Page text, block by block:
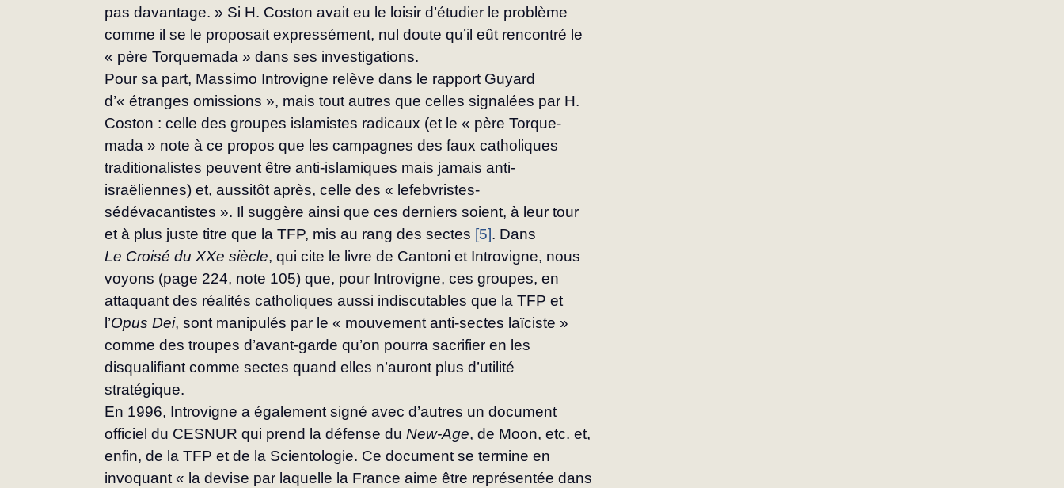
pas davantage. » Si H. Coston avait eu le loisir d’étudier le problème
comme il se le proposait expres­sément, nul doute qu’il eût rencontré le
« père Torquemada » dans ses investiga­tions.
Pour sa part, Massimo Introvigne re­lève dans le rapport Guyard
d’« étranges omissions », mais tout autres que celles si­gnalées par H.
Coston : celle des groupes islamistes radicaux (et le « père Torque­
mada » note à ce propos que les campagnes des faux catholiques
traditionalistes peu­vent être anti-islamiques mais jamais anti-
israëliennes) et, aussitôt après, celle des « lefebvristes-
sédévacantistes ». Il suggère ainsi que ces derniers soient, à leur tour
et à plus juste titre que la TFP, mis au rang des sectes [5]. Dans
Le Croisé du XXe siècle, qui cite le livre de Cantoni et Introvigne, nous
voyons (page 224, note 105) que, pour Introvigne, ces groupes, en
attaquant des réalités catholiques aussi indiscutables que la TFP et
l’Opus Dei, sont manipulés par le « mouvement anti-sectes laïciste »
comme des troupes d’avant-garde qu’on pourra sacrifier en les
disqualifiant comme sectes quand elles n’auront plus d’utilité
stratégique.
En 1996, Introvigne a également signé avec d’autres un document
officiel du CESNUR qui prend la défense du New-Age, de Moon, etc. et,
enfin, de la TFP et de la Scientologie. Ce document se termine en
invoquant « la devise par laquelle la France aime être représentée dans